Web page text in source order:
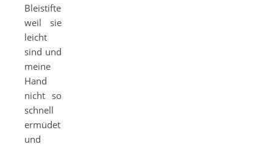
Bleistiften,
weil sie
leicht
sind und
meine
Hand
nicht so
schnell
ermüdet
und